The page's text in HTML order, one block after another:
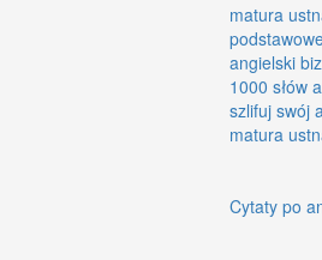
matura
angielski
1000 słów
szlifuj swój
matura
Cytaty po